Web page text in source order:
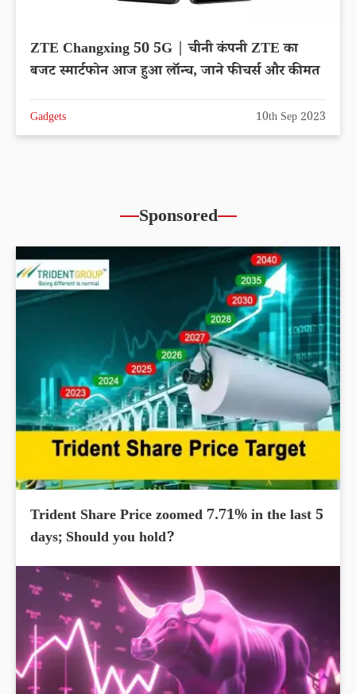
ZTE Changxing 50 5G | चीनी कंपनी ZTE का
बजट स्मार्टफोन आज हुआ लॉन्च, जाने फीचर्स और कीमत
Gadgets 10th Sep 2023
Sponsored
Trident Share Price zoomed 7.71% in the last 5
days; Should you hold?